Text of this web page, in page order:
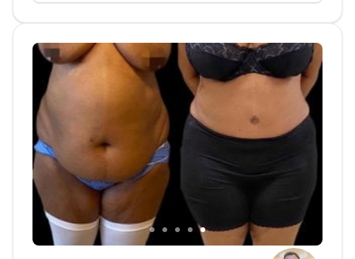
قشور اللامينيت وتيجان الزركونيوم